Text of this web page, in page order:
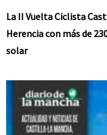
La II Vuelta Ciclista
Herencia con más de
solar